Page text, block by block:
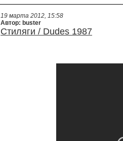
19 марта 2012, 15:58
Автор: buster
Стиляги / Dudes 1987